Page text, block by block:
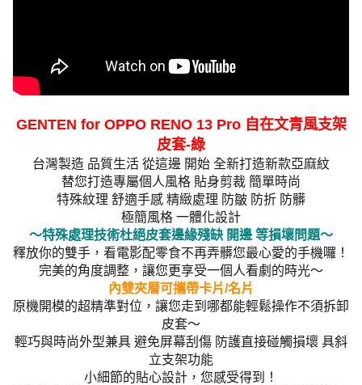
GENTEN for OPPO RENO 13 Pro 自在文青風支架
皮套-綠
台灣製造 品質生活 從這邊 開始 全新打造新款亞麻紋
替您打造專屬個人風格 貼身剪裁 簡單時尚
特殊紋理 舒適手感 精緻處理 防皺 防折 防髒
極簡風格 一體化設計
～特殊處理技術杜絕皮套邊緣殘缺 開邊 等損壞問題～
釋放你的雙手，看電影配零食不再弄髒您最心愛的手機囉！
完美的角度調整，讓您更享受一個人看劇的時光～
內雙夾層可攜帶卡片/名片
原機開模的超精準對位，讓您走到哪都能輕鬆操作不須拆卸
皮套～
輕巧與時尚外型兼具 避免屏幕刮傷 防護直接碰觸損壞 具斜
立支架功能
小細節的貼心設計，您感受得到！